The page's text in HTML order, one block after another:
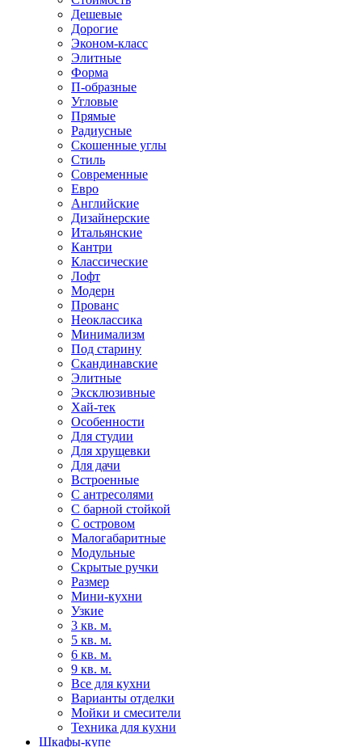
Дешевые
Дорогие
Эконом-класс
Элитные
Форма
П-образные
Угловые
Прямые
Радиусные
Скошенные углы
Стиль
Современные
Евро
Английские
Дизайнерские
Итальянские
Кантри
Классические
Лофт
Модерн
Прованс
Неоклассика
Минимализм
Под старину
Скандинавские
Элитные
Эксклюзивные
Хай-тек
Особенности
Для студии
Для хрущевки
Для дачи
Встроенные
С антресолями
С барной стойкой
С островом
Малогабаритные
Модульные
Скрытые ручки
Размер
Мини-кухни
Узкие
3 кв. м.
5 кв. м.
6 кв. м.
9 кв. м.
Все для кухни
Варианты отделки
Мойки и смесители
Техника для кухни
Шкафы-купе